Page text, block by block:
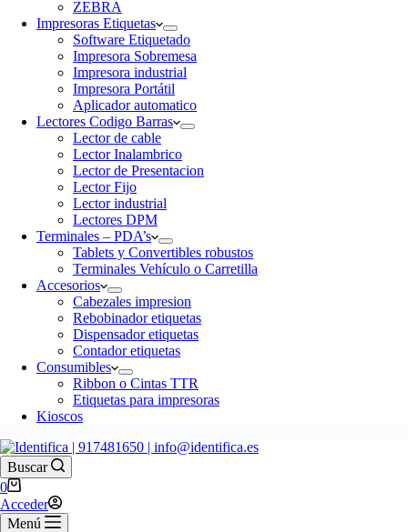
ZEBRA
Impresoras Etiquetas
Software Etiquetado
Impresora Sobremesa
Impresora industrial
Impresora Portátil
Aplicador automatico
Lectores Codigo Barras
Lector de cable
Lector Inalambrico
Lector de Presentacion
Lector Fijo
Lector industrial
Lectores DPM
Terminales – PDA’s
Tablets y Convertibles robustos
Terminales Vehículo o Carretilla
Accesorios
Cabezales impresion
Rebobinador etiquetas
Dispensador etiquetas
Contador etiquetas
Consumibles
Ribbon o Cintas TTR
Etiquetas para impresoras
Kioscos
Buscar
Carro
de
compra
0
Acceder
Menú